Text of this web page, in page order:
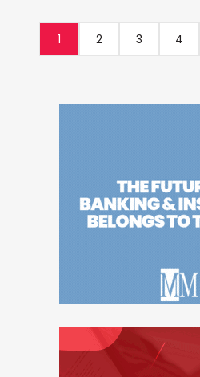
1 2 3 4